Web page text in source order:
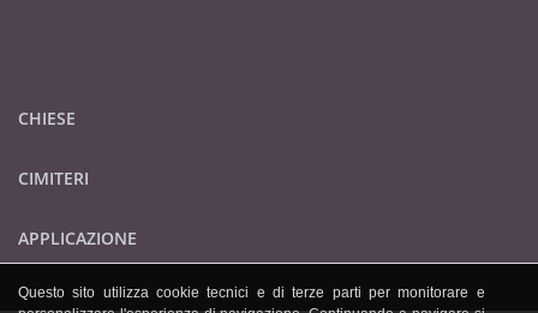
CHIESE
CIMITERI
APPLICAZIONE
Questo sito utilizza cookie tecnici e di terze parti per monitorare e